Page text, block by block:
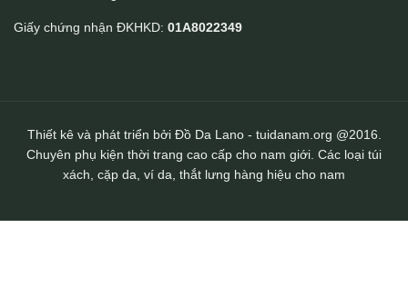
Giấy chứng nhận ĐKHKD: 01A8022349
Thiết kê và phát triển bởi Đồ Da Lano - tuidanam.org @2016.
Chuyên phụ kiện thời trang cao cấp cho nam giới. Các loại túi
xách, cặp da, ví da, thắt lưng hàng hiệu cho nam